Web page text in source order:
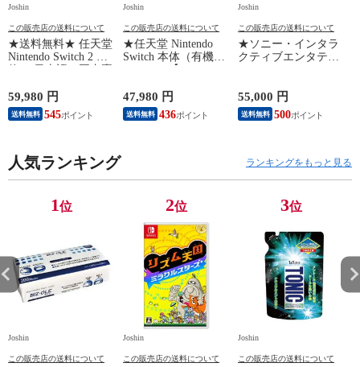
Joshin
この販売店の送料について
★送料無料★ 任天堂
Nintendo Switch 2 本
KB6CA NSW2ホンタ
イ 【返品種別B】
59,980 円
送料無料 545
Joshin
この販売店の送料について
★任天堂 Nintendo
Switch 本体（有機EL
ト】 HEG-S-KAAAA
NSWホンタイホワイ
ト ユウキELモデル
47,980 円
送料無料 436
Joshin
この販売店の送料について
★ソニー・インタラ
クティブエンタテイ
ション 日本語専用
Console Language:
Japanese only（CFI-
55,000 円
送料無料 500
人気ランキング ランキングをもっと見る
1位
Joshin
この販売店の送料について
2位
Joshin
この販売店の送料について
3位
Joshin
この販売店の送料について